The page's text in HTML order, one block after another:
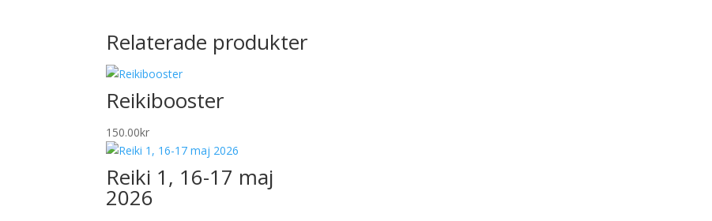
Relaterade produkter
Reikibooster
150.00kr
Reiki 1, 16-17 maj
2026